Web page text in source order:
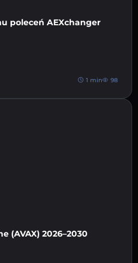
poleceń AEXchanger
1 min 98
(AVAX) 2026–2030